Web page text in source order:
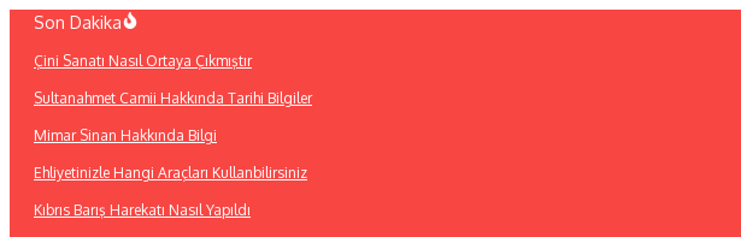
İçeriğe
Son Dakika
Çini Sanatı Nasıl Ortaya Çıkmıştır
Sultanahmet Camii Hakkında Tarihi Bilgiler
Mimar Sinan Hakkında Bilgi
Ehliyetinizle Hangi Araçları Kullanbilirsiniz
Kıbrıs Barış Harekatı Nasıl Yapıldı